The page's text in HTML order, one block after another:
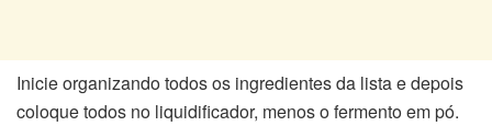
Inicie organizando todos os ingredientes da lista e depois
coloque todos no liquidificador, menos o fermento em pó.